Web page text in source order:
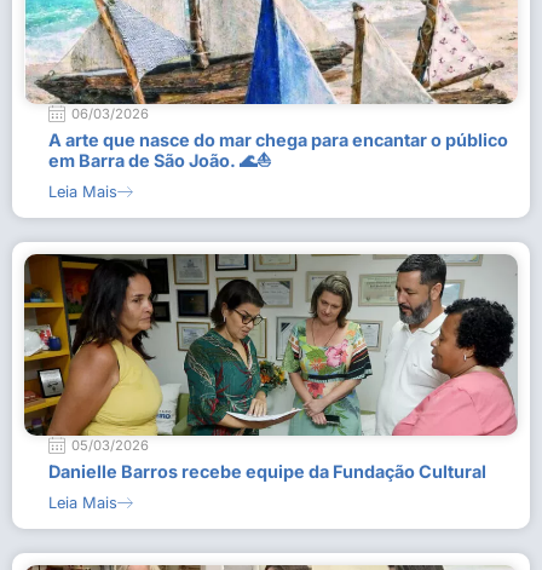
06/03/2026
A arte que nasce do mar chega para encantar o público
em Barra de São João. 🌊⛵
Leia Mais
05/03/2026
Danielle Barros recebe equipe da Fundação Cultural
Leia Mais